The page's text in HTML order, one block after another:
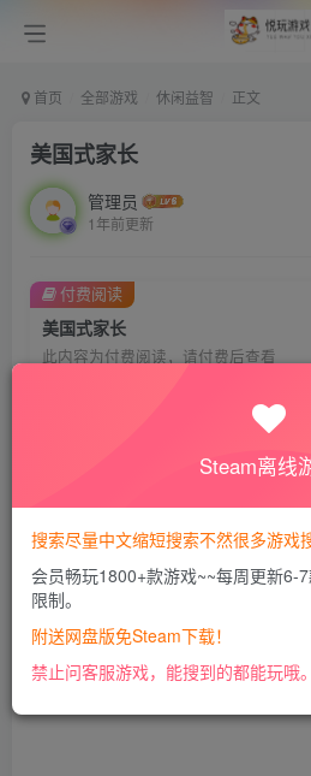
首页 全部游戏 休闲益智 正文
美国式家长
管理员
1年前更新
美国式家长
此内容为付费阅读，请付费后查看
开通会
付费阅读
此处内容已隐藏，
请登录后查看
Steam离线
搜索尽量中文缩短搜索不然很多游戏
会员畅玩1800+款游戏~~每周更新6-
限制。
附送网盘版免Steam下载！
禁止问客服游戏，能搜到的都能玩哦。